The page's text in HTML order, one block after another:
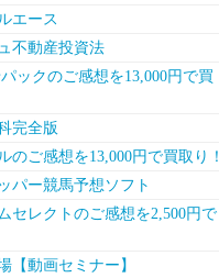
エース
不動産投資法
ックのご感想を13,000円で買
完全版
のご感想を13,000円で買取り！
パー競馬予想ソフト
セレクトのご感想を2,500円で
【動画セミナー】